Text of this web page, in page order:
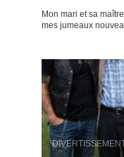
Mon mari et sa
mes jumeaux